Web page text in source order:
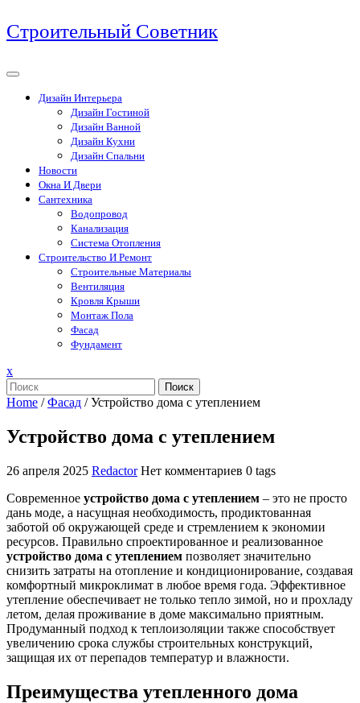
Перейти
к
Строительный Советник
Дизайн Интерьера
Дизайн Гостиной
Дизайн Ванной
Дизайн Кухни
Дизайн Спальни
Новости
Окна И Двери
Сантехника
Водопровод
Канализация
Система Отопления
Строительство И Ремонт
Строительные Материалы
Вентиляция
Кровля Крыши
Монтаж Пола
Фасад
Фундамент
xЗакрыть
меню
Поиск
Home /Фасад /Устройство дома с утеплением
Устройство дома с утеплением
26 апреля 2025 Redactor Нет комментариев 0 tags
Современное устройство дома с утеплением – это не просто
дань моде, а насущная необходимость, продиктованная
заботой об окружающей среде и стремлением к экономии
ресурсов. Правильно спроектированное и реализованное
устройство дома с утеплением позволяет значительно
снизить затраты на отопление и кондиционирование, создавая
комфортный микроклимат в любое время года. Эффективное
утепление обеспечивает не только тепло зимой, но и прохладу
летом, делая проживание в доме максимально приятным.
Продуманный подход к теплоизоляции также способствует
увеличению срока службы строительных конструкций,
защищая их от перепадов температур и влажности.
Преимущества утепленного дома